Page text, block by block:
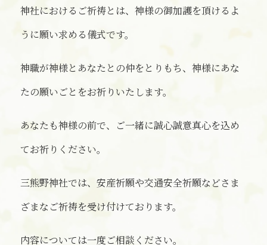
神社におけるご祈祷とは、神様の御加護を頂けるよ
うに願い求める儀式です。
神職が神様とあなたとの仲をとりもち、神様にあな
たの願いごとをお祈りいたします。
あなたも神様の前で、ご一緒に誠心誠意真心を込め
てお祈りください。
三熊野神社では、安産祈願や交通安全祈願などさま
ざまなご祈祷を受け付けております。
内容については一度ご相談ください。